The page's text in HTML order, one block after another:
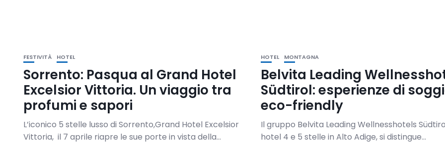
FESTIVITÀ HOTEL
Sorrento: Pasqua al Grand Hotel
Excelsior Vittoria. Un viaggio tra
profumi e sapori
L’iconico 5 stelle lusso di Sorrento,Grand Hotel Excelsior
Vittoria, il 7 aprile riapre le sue porte in vista della...
HOTEL MONTAGNA
Belvita Leading
Südtirol: esperienze di
eco-friendly
Il gruppo Belvita Leading Wellnesshotels
hotel 4 e 5 stelle in Alto Adige, si distingue...